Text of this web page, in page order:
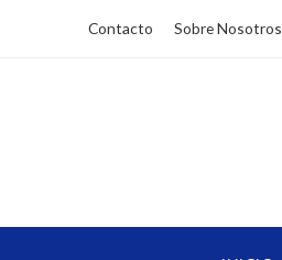
Contacto Sobre Nosotros